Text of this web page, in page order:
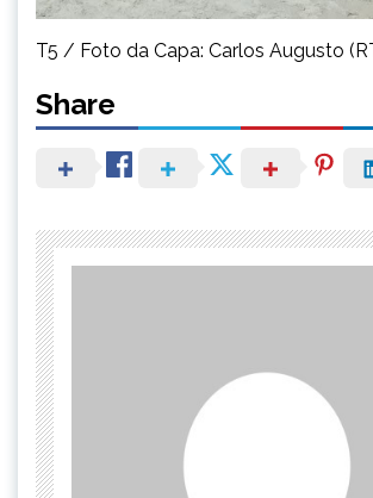
T5 / Foto da Capa: Carlos Augusto
Share